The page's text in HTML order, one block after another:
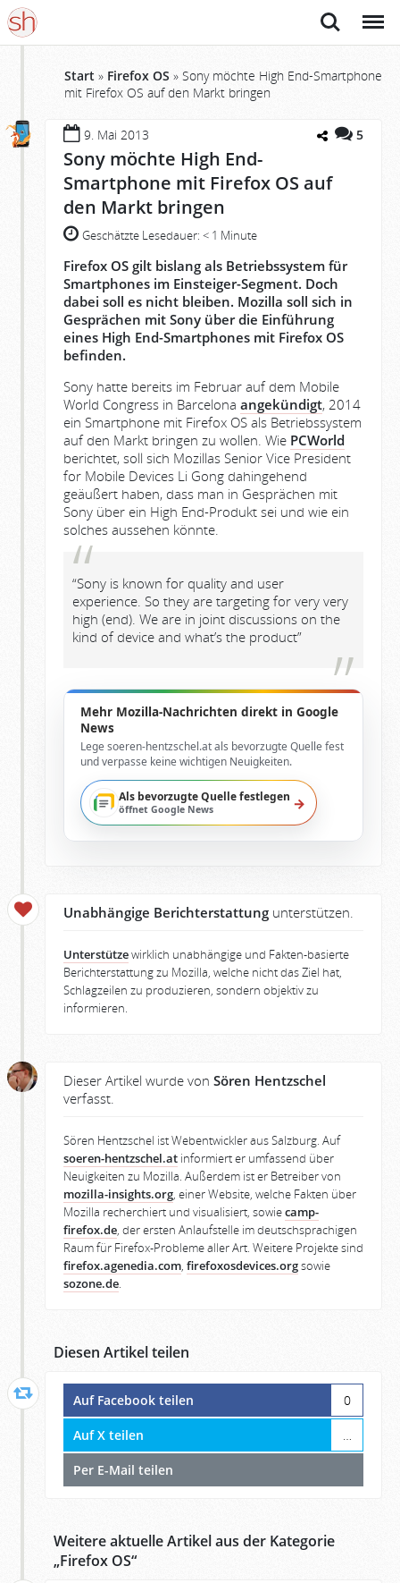
Suche Menü
Start » Firefox OS » Sony möchte High End-Smartphone
mit Firefox OS auf den Markt bringen
9. Mai 2013 5
Sony möchte High End-
Smartphone mit Firefox OS auf
den Markt bringen
Geschätzte Lesedauer: < 1 Minute
Firefox OS gilt bislang als Betriebssystem für
Smartphones im Einsteiger-Segment. Doch
dabei soll es nicht bleiben. Mozilla soll sich in
Gesprächen mit Sony über die Einführung
eines High End-Smartphones mit Firefox OS
befinden.
Sony hatte bereits im Februar auf dem Mobile
World Congress in Barcelona angekündigt, 2014
ein Smartphone mit Firefox OS als Betriebssystem
auf den Markt bringen zu wollen. Wie PCWorld
berichtet, soll sich Mozillas Senior Vice President
for Mobile Devices Li Gong dahingehend
geäußert haben, dass man in Gesprächen mit
Sony über ein High End-Produkt sei und wie ein
solches aussehen könnte.
“Sony is known for quality and user
experience. So they are targeting for very very
high (end). We are in joint discussions on the
kind of device and what’s the product”
Mehr Mozilla-Nachrichten direkt in Google
News
Lege soeren-hentzschel.at als bevorzugte Quelle fest
und verpasse keine wichtigen Neuigkeiten.
Als bevorzugte Quelle festlegen
öffnet Google News →
Unabhängige Berichterstattung unterstützen.
Unterstützewirklich unabhängige und Fakten-basierte
Berichterstattung zu Mozilla, welche nicht das Ziel hat,
Schlagzeilen zu produzieren, sondern objektiv zu
informieren.
Dieser Artikel wurde von Sören Hentzschel
verfasst.
Sören Hentzschel ist Webentwickler aus Salzburg. Auf
soeren-hentzschel.at informiert er umfassend über
Neuigkeiten zu Mozilla. Außerdem ist er Betreiber von
mozilla-insights.org, einer Website, welche Fakten über
Mozilla recherchiert und visualisiert, sowiecamp-
firefox.de, der ersten Anlaufstelle im deutschsprachigen
Raum für Firefox-Probleme aller Art. Weitere Projekte sind
firefox.agenedia.com, firefoxosdevices.orgsowie
sozone.de.
Diesen Artikel teilen
Auf Facebook teilen 0
Auf X teilen …
Per E-Mail teilen
Weitere aktuelle Artikel aus der Kategorie
„Firefox OS“